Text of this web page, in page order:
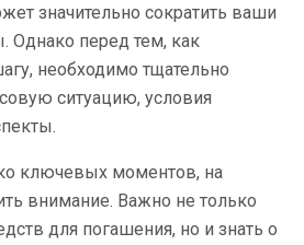
значительно сократить ваши
Однако перед тем, как
необходимо тщательно
ситуацию, условия
ключевых моментов, на
внимание. Важно не только
для погашения, но и знать о